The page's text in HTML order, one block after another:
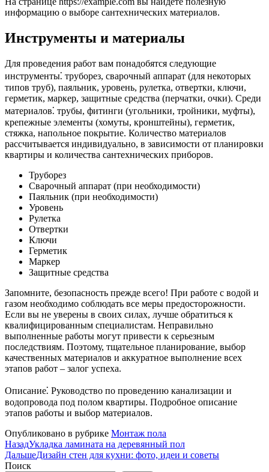
информацию о выборе сантехнических материалов.
Инструменты и материалы
Для проведения работ вам понадобятся следующие
инструменты⁚ труборез, сварочный аппарат (для некоторых
типов труб), паяльник, уровень, рулетка, отвертки, ключи,
герметик, маркер, защитные средства (перчатки, очки). Среди
материалов⁚ трубы, фитинги (угольники, тройники, муфты),
крепежные элементы (хомуты, кронштейны), герметик,
стяжка, напольное покрытие. Количество материалов
рассчитывается индивидуально, в зависимости от планировки
квартиры и количества сантехнических приборов.
Труборез
Сварочный аппарат (при необходимости)
Паяльник (при необходимости)
Уровень
Рулетка
Отвертки
Ключи
Герметик
Маркер
Защитные средства
Запомните, безопасность прежде всего! При работе с водой и
газом необходимо соблюдать все меры предосторожности.
Если вы не уверены в своих силах, лучше обратиться к
квалифицированным специалистам. Неправильно
выполненные работы могут привести к серьезным
последствиям. Поэтому, тщательное планирование, выбор
качественных материалов и аккуратное выполнение всех
этапов работ – залог успеха.
Описание⁚ Руководство по проведению канализации и
водопровода под полом квартиры. Подробное описание
этапов работы и выбор материалов.
Опубликовано в рубрике Монтаж пола
НазадУкладка ламината на деревянный пол
ДальшеДизайн стен для кухни: фото, идеи и советы
Поиск